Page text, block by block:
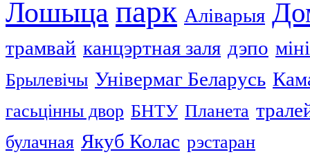
Лошыца парк Аліварыя
трамвай канцэртная заля дэпо
Брылевічы Універмаг Беларусь
гасьцінны двор БНТУ Планета
булачная Якуб Колас рэстаран